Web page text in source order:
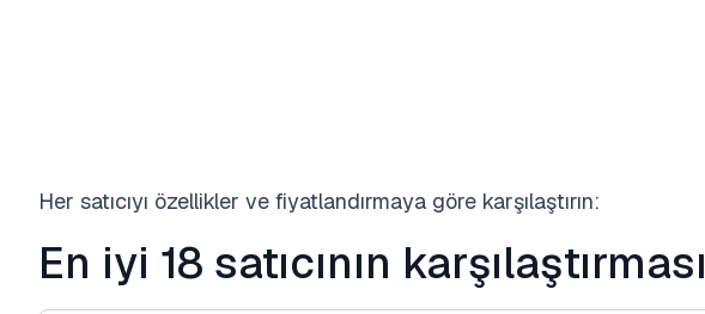
Her satıcıyı özellikler ve fiyatlandırmaya göre karşılaştırın:
En iyi 18 satıcının karşılaştırması